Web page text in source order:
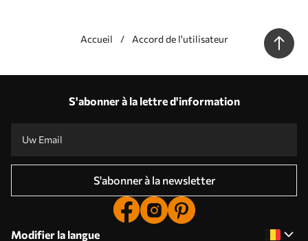
Accueil Accord de l'utilisateur
S'abonner à la lettre d'information
S'abonner à la newsletter
Modifier la langue